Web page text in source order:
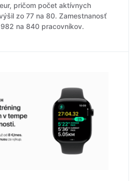
pričom počet aktívnych
zo 77 na 80. Zamestnanosť
na 840 pracovníkov.